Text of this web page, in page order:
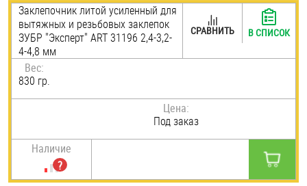
Штифты и пальцы
Заклепочник литой усиленный для
вытяжных и резьбовых заклепок
ЗУБР "Эксперт" ART 31196 2,4-3,2-
4-4,8 мм
Вес:
830 гр.
Цена:
Под заказ
Наличие
СРАВНИТЬ В СПИСОК